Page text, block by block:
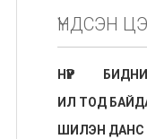
ҮНДСЭН
НҮҮР
ИЛ ТОД
ШИЛЭН ДАНС